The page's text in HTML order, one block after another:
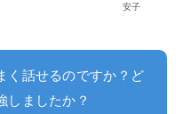
安子
く話せるのですか？ど
しましたか？